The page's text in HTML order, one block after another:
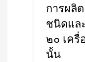
การผลิ
ชนิดแล
๒๐ เครื่
นั้น